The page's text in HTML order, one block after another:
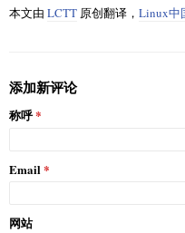
本文由 LCTT 原创翻译， Linux中
添加新评论
称呼
Email
网站